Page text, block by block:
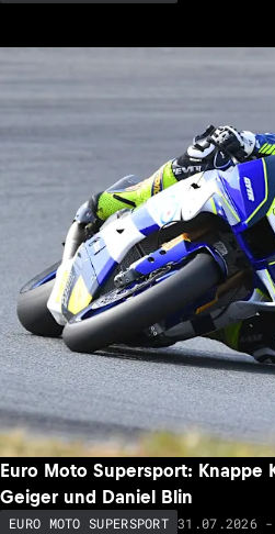
Euro Moto Supersport: Knappe
Geiger und Daniel Blin
EURO MOTO SUPERSPORT 31.07.2026